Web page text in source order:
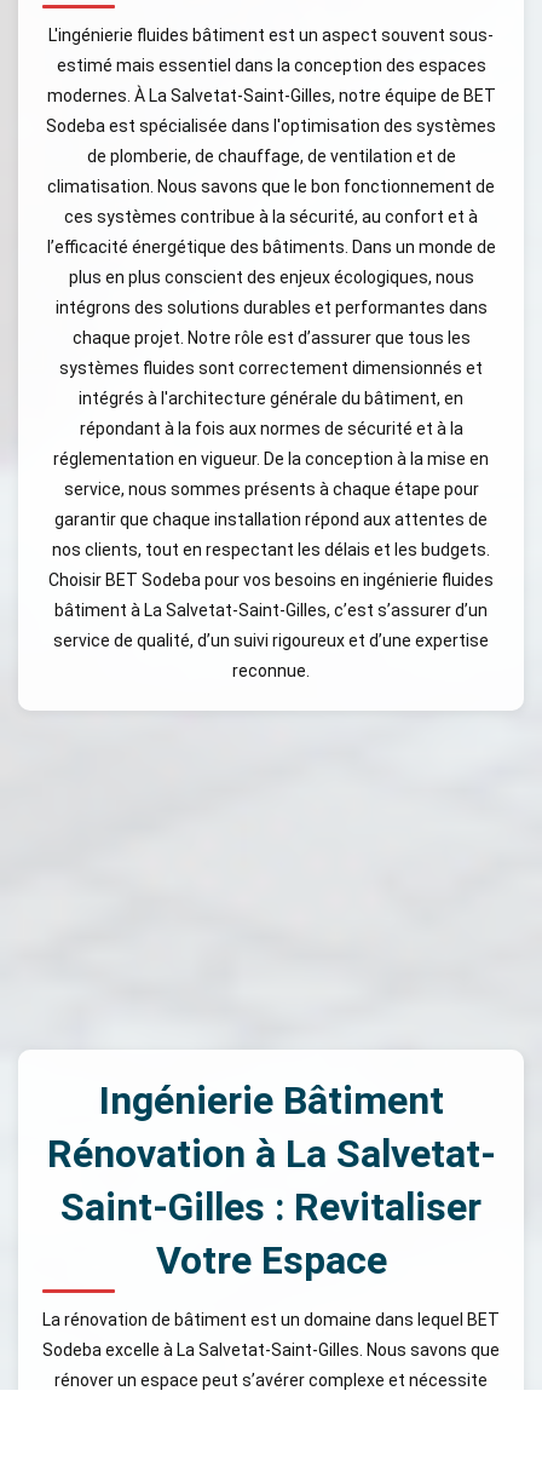
L'ingénierie fluides bâtiment est un aspect souvent sous-
estimé mais essentiel dans la conception des espaces
modernes. À La Salvetat-Saint-Gilles, notre équipe de BET
Sodeba est spécialisée dans l'optimisation des systèmes
de plomberie, de chauffage, de ventilation et de
climatisation. Nous savons que le bon fonctionnement de
ces systèmes contribue à la sécurité, au confort et à
l’efficacité énergétique des bâtiments. Dans un monde de
plus en plus conscient des enjeux écologiques, nous
intégrons des solutions durables et performantes dans
chaque projet. Notre rôle est d’assurer que tous les
systèmes fluides sont correctement dimensionnés et
intégrés à l'architecture générale du bâtiment, en
répondant à la fois aux normes de sécurité et à la
réglementation en vigueur. De la conception à la mise en
service, nous sommes présents à chaque étape pour
garantir que chaque installation répond aux attentes de
nos clients, tout en respectant les délais et les budgets.
Choisir BET Sodeba pour vos besoins en ingénierie fluides
bâtiment à La Salvetat-Saint-Gilles, c’est s’assurer d’un
service de qualité, d’un suivi rigoureux et d’une expertise
reconnue.
Ingénierie Bâtiment
Rénovation à La Salvetat-
Saint-Gilles : Revitaliser
Votre Espace
La rénovation de bâtiment est un domaine dans lequel BET
Sodeba excelle à La Salvetat-Saint-Gilles. Nous savons que
rénover un espace peut s’avérer complexe et nécessite